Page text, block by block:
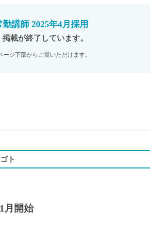
正社員
契約社員
講師 2025年4月採用
載が終了しています。
ジ下部からご覧いただけます。
ト
月開始